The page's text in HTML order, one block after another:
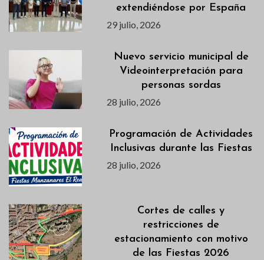
extendiéndose por España
29 julio, 2026
Nuevo servicio municipal de
Videointerpretación para
personas sordas
28 julio, 2026
Programación de Actividades
Inclusivas durante las Fiestas
28 julio, 2026
Cortes de calles y
restricciones de
estacionamiento con motivo
de las Fiestas 2026